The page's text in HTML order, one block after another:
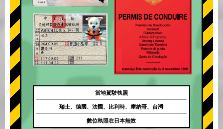
當地駕駛執照
瑞士、德國、法國、比利時、摩納哥、台灣
數位執照在日本無效